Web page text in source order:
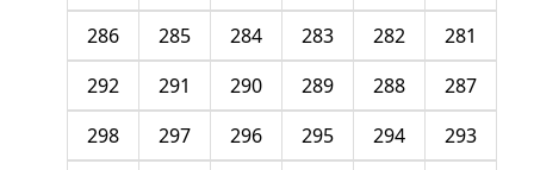
281
282
283
284
285
286
287
288
289
290
291
292
293
294
295
296
297
298